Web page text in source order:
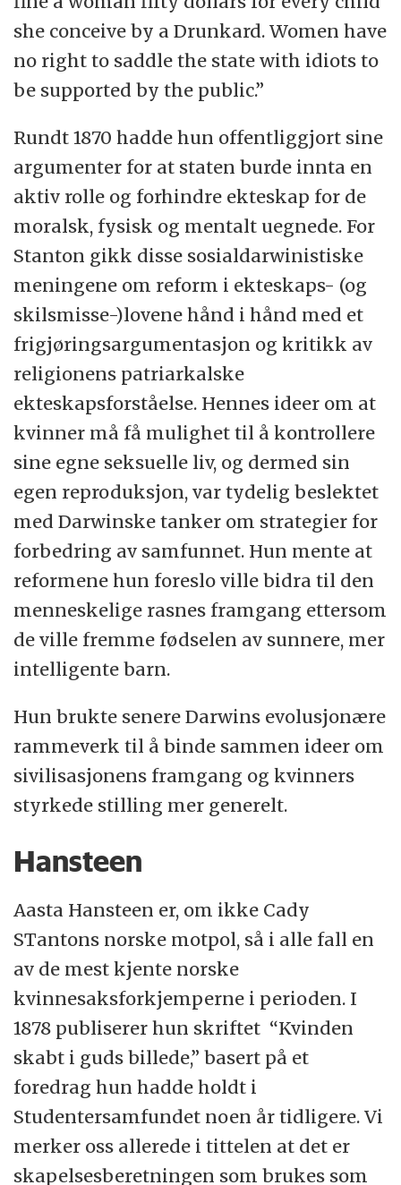
she conceive by a Drunkard. Women have
no right to saddle the state with idiots to
be supported by the public.”
Rundt 1870 hadde hun offentliggjort sine
argumenter for at staten burde innta en
aktiv rolle og forhindre ekteskap for de
moralsk, fysisk og mentalt uegnede. For
Stanton gikk disse sosialdarwinistiske
meningene om reform i ekteskaps- (og
skilsmisse-)lovene hånd i hånd med et
frigjøringsargumentasjon og kritikk av
religionens patriarkalske
ekteskapsforståelse. Hennes ideer om at
kvinner må få mulighet til å kontrollere
sine egne seksuelle liv, og dermed sin
egen reproduksjon, var tydelig beslektet
med Darwinske tanker om strategier for
forbedring av samfunnet. Hun mente at
reformene hun foreslo ville bidra til den
menneskelige rasnes framgang ettersom
de ville fremme fødselen av sunnere, mer
intelligente barn.
Hun brukte senere Darwins evolusjonære
rammeverk til å binde sammen ideer om
sivilisasjonens framgang og kvinners
styrkede stilling mer generelt.
Hansteen
Aasta Hansteen er, om ikke Cady
STantons norske motpol, så i alle fall en
av de mest kjente norske
kvinnesaksforkjemperne i perioden. I
1878 publiserer hun skriftet “Kvinden
skabt i guds billede,” basert på et
foredrag hun hadde holdt i
Studentersamfundet noen år tidligere. Vi
merker oss allerede i tittelen at det er
skapelsesberetningen som brukes som